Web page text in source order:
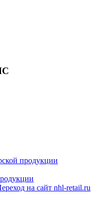
продукции
на сайт nhl-retail.ru